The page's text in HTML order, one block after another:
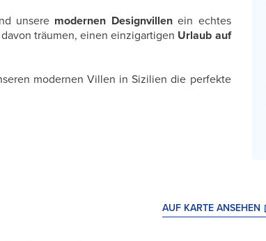
unsere modernen Designvillenein echtes
träumen, einen einzigartigen Urlaub auf
modernen Villen in Sizilien die perfekte
AUF KARTE ANSEHEN